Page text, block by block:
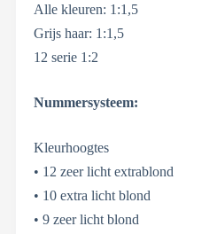
Alle kleuren: 1:1,5
Grijs haar: 1:1,5
12 serie 1:2
Nummersysteem:
Kleurhoogtes
• 12 zeer licht extrablond
• 10 extra licht blond
• 9 zeer licht blond